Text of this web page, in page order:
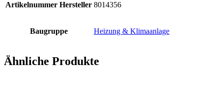
Artikelnummer Hersteller 8014356
Baugruppe Heizung & Klimaanlage
Ähnliche Produkte